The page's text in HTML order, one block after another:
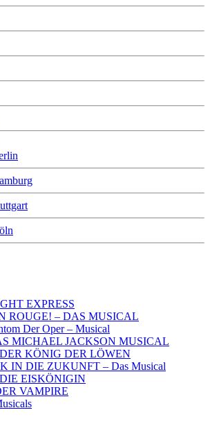
EXPRESS
ROUGE! – DAS MUSICAL
Der Oper – Musical
MICHAEL JACKSON MUSICAL
KÖNIG DER LÖWEN
IN DIE ZUKUNFT – Das Musical
EISKÖNIGIN
VAMPIRE